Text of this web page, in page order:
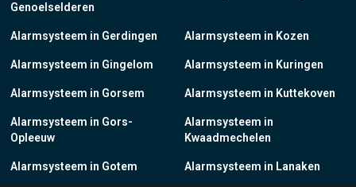
Genoelselderen
Alarmsysteem in Gerdingen
Alarmsysteem in Gingelom
Alarmsysteem in Gorsem
Alarmsysteem in Gors-
Opleeuw
Alarmsysteem in Gotem
Alarmsysteem in Kozen
Alarmsysteem in Kuringen
Alarmsysteem in Kuttekoven
Alarmsysteem in
Kwaadmechelen
Alarmsysteem in Lanaken